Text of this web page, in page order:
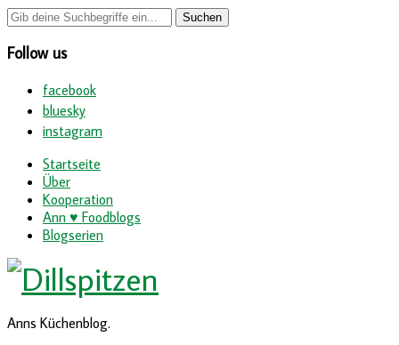
Follow us
facebook
bluesky
instagram
Startseite
Über
Kooperation
Ann ♥ Foodblogs
Blogserien
Anns Küchenblog.